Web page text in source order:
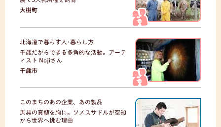
大樹町
北海道で暮らす人･暮らし方
千歳だからできる多角的な活動。アーテ
ィスト Nojiさん
千歳市
このまちのあの企業、あの製品
馬具の真髄を胸に。ソメスサドルが空知
から世界へ挑む理由